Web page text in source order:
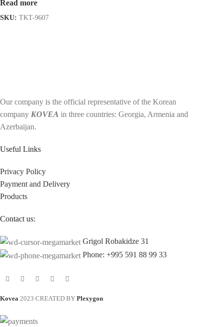
Read more
SKU: TKT-9607
Our company is the official representative of the Korean
company KOVEA in three countries: Georgia, Armenia and
Azerbaijan.
Useful Links
Privacy Policy
Payment and Delivery
Products
Contact us:
Grigol Robakidze 31
Phone: +995 591 88 99 33
Kovea 2023 CREATED BY Plexygon